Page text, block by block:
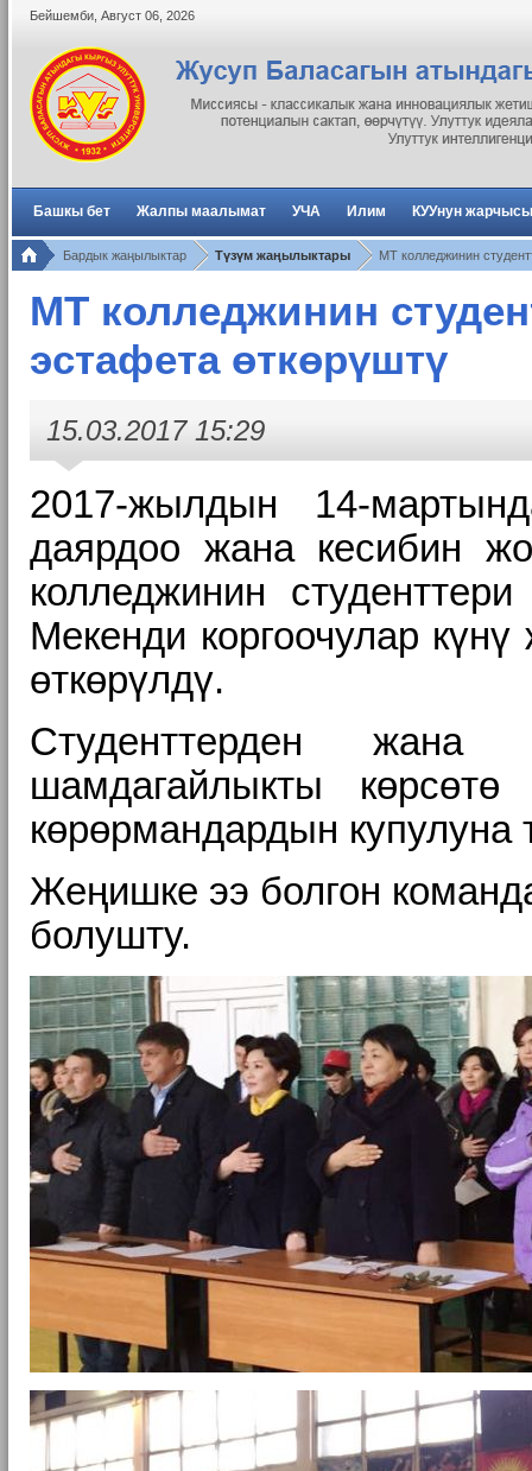
Бейшемби Август 06 2026
Башкы бет Жалпы маалымат УЧА Илим КУУнун жарчысы
Бардык жаңылыктар Түзүм жаңылыктары МТ колледжинин
МТ колледжинин
эстафета өткөрүштү
15.03.2017 15:29
2017-жылдын 14-
даярдоо жана кесибин
колледжинин
Мекенди коргоочулар
өткөрүлдү.
Студенттерден жана
шамдагайлыкты
көрөрмандардын купулуна
Жеңишке ээ болгон
болушту.